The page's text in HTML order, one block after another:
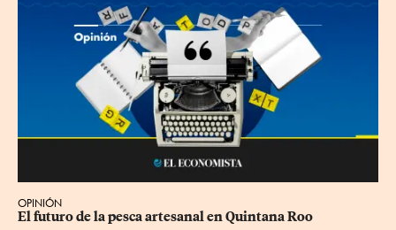
OPINIÓN
El futuro de la pesca artesanal en Quintana Roo